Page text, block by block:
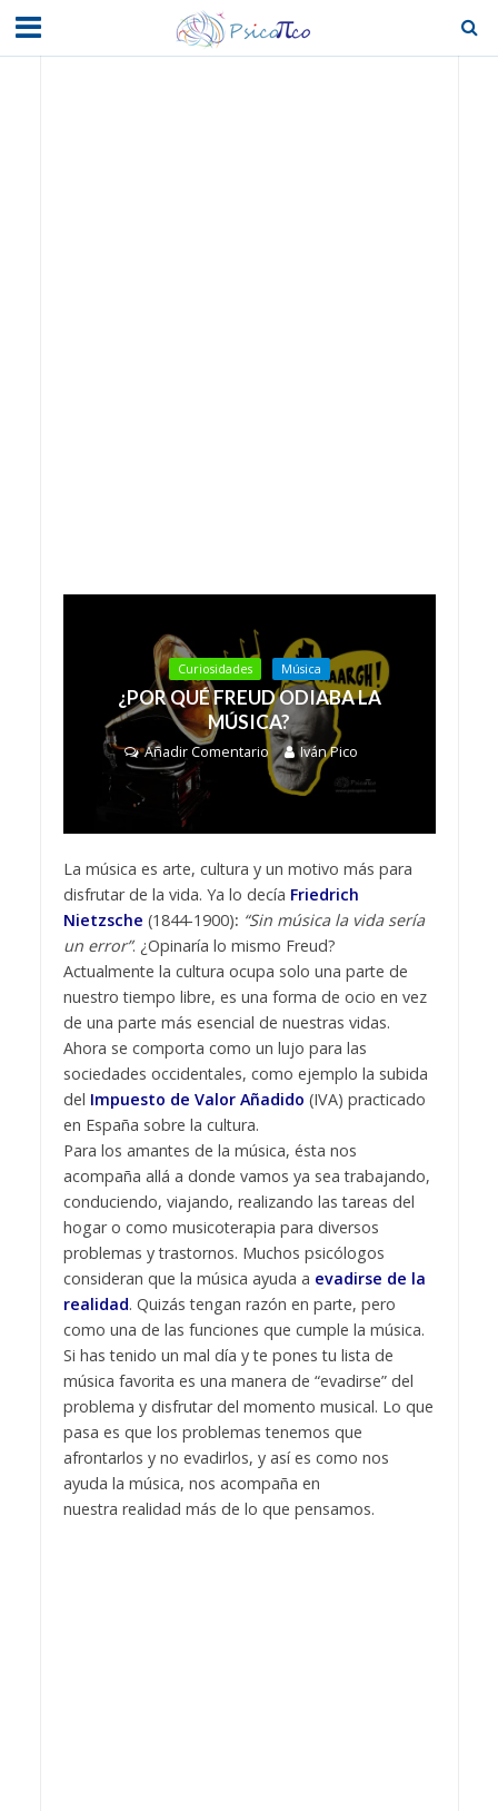
Curiosidades Música
¿POR QUÉ FREUD ODIABA LA
MÚSICA?
Añadir Comentario Iván Pico
La música es arte, cultura y un motivo más para
disfrutar de la vida. Ya lo decía Friedrich
Nietzsche (1844-1900): “Sin música la vida sería
un error”. ¿Opinaría lo mismo Freud?
Actualmente la cultura ocupa solo una parte de
nuestro tiempo libre, es una forma de ocio en vez
de una parte más esencial de nuestras vidas.
Ahora se comporta como un lujo para las
sociedades occidentales, como ejemplo la subida
del Impuesto de Valor Añadido (IVA) practicado
en España sobre la cultura.
Para los amantes de la música, ésta nos
acompaña allá a donde vamos ya sea trabajando,
conduciendo, viajando, realizando las tareas del
hogar o como musicoterapia para diversos
problemas y trastornos. Muchos psicólogos
consideran que la música ayuda a evadirse de la
realidad. Quizás tengan razón en parte, pero
como una de las funciones que cumple la música.
Si has tenido un mal día y te pones tu lista de
música favorita es una manera de “evadirse” del
problema y disfrutar del momento musical. Lo que
pasa es que los problemas tenemos que
afrontarlos y no evadirlos, y así es como nos
ayuda la música, nos acompaña en
nuestra realidad más de lo que pensamos.